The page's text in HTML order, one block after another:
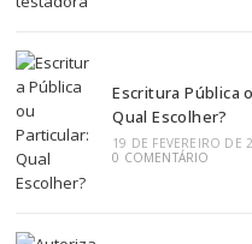
Escritura Pública
Qual Escolher?
19 DE FEVEREIRO DE
0 COMENTÁRIO